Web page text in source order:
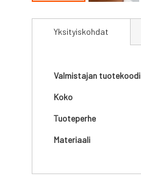
to
images
gallery
Yksityiskohdat
Yksityiskohdat
Valmistajan tuotekoodi
Koko
Tuoteperhe
Materiaali